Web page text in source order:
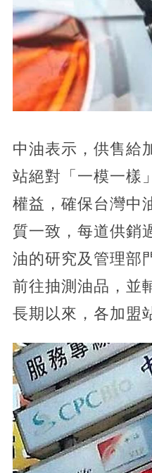
中油表示，供售給
站絕對「一模一樣
權益，確保台灣中
質一致，每道供銷
油的研究及管理部
前往抽測油品，並
長期以來，各加盟